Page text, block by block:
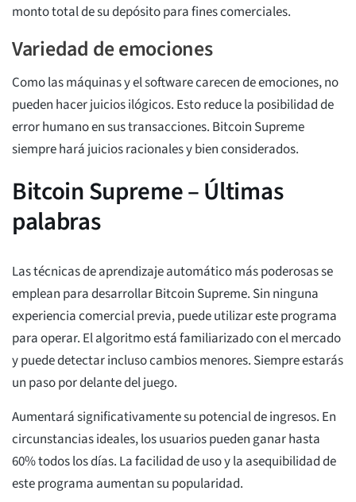
monto total de su depósito para fines comerciales.
Variedad de emociones
Como las máquinas y el software carecen de emociones, no
pueden hacer juicios ilógicos. Esto reduce la posibilidad de
error humano en sus transacciones. Bitcoin Supreme
siempre hará juicios racionales y bien considerados.
Bitcoin Supreme – Últimas
palabras
Las técnicas de aprendizaje automático más poderosas se
emplean para desarrollar Bitcoin Supreme. Sin ninguna
experiencia comercial previa, puede utilizar este programa
para operar. El algoritmo está familiarizado con el mercado
y puede detectar incluso cambios menores. Siempre estarás
un paso por delante del juego.
Aumentará significativamente su potencial de ingresos. En
circunstancias ideales, los usuarios pueden ganar hasta
60% todos los días. La facilidad de uso y la asequibilidad de
este programa aumentan su popularidad.